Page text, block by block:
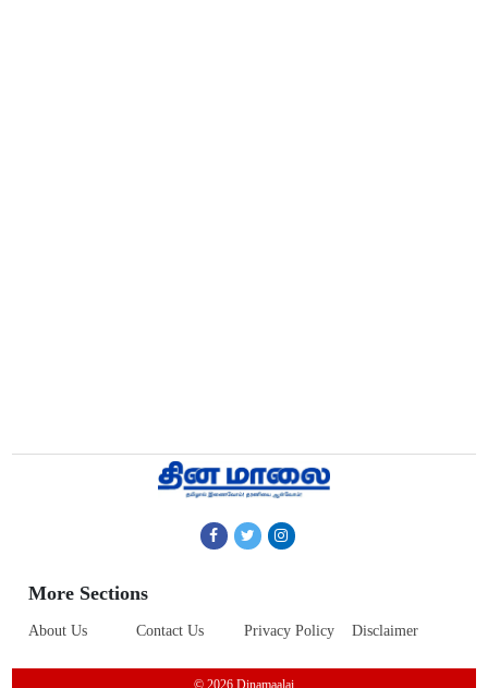
More Sections
About Us Contact Us Privacy Policy Disclaimer